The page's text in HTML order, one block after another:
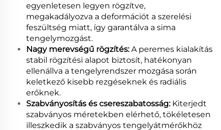
egyenletesen legyen rögzítve,
megakadályozva a deformációt a szerelési
feszültség miatt, így garantálva a sima
tengelymozgást.
Nagy merevségű rögzítés:A peremes kialakítás
stabil rögzítési alapot biztosít, hatékonyan
ellenállva a tengelyrendszer mozgása során
keletkező kisebb rezgéseknek és radiális
erőknek.
Szabványosítás és csereszabatosság: Kiterjedt
szabványos méretekben elérhető, tökéletesen
illeszkedik a szabványos tengelyátmérőkhöz